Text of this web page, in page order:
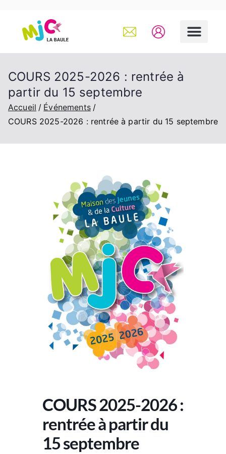
COURS 2025-2026 : rentrée à
partir du 15 septembre
Accueil
Événements
COURS 2025-2026 : rentrée à partir du 15 septembre
COURS 2025-2026 :
rentrée à partir du
15 septembre